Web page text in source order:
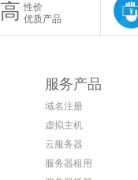
高 性价
优质产品
服务产品
域名注册
虚拟主机
云服务器
服务器租用